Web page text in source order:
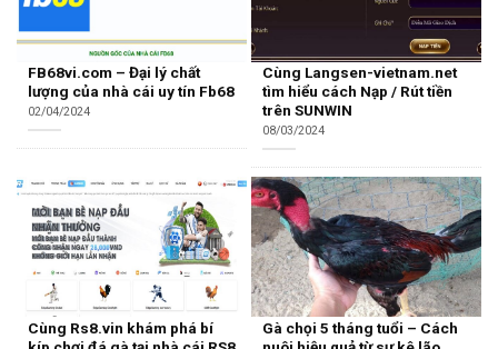
FB68vi.com – Đại lý chất
lượng của nhà cái uy tín Fb68
02/04/2024
Cùng Langsen-vietnam.net
tìm hiểu cách Nạp / Rút tiền
trên SUNWIN
08/03/2024
Cùng Rs8.vin khám phá bí
Gà chọi 5 tháng tuổi – Cách